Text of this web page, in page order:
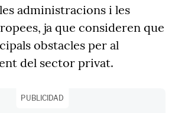
administracions i les
ja que consideren que
obstacles per al
del sector privat.
PUBLICIDAD